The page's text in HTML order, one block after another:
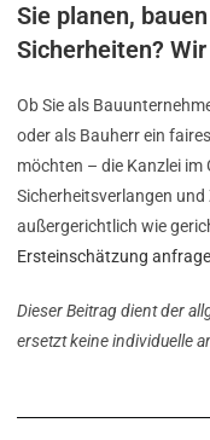
Sie planen,
Sicherheiten?
Ob Sie als
oder als Bauherr ein
möchten – die Kanzlei
Sicherheitsverlangen
außergerichtlich wie
Ersteinschätzung
Dieser Beitrag dient der
ersetzt keine individuelle